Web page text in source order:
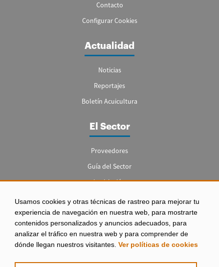
Usamos cookies y otras técnicas de rastreo para mejorar tu
experiencia de navegación en nuestra web, para mostrarte
contenidos personalizados y anuncios adecuados, para
analizar el tráfico en nuestra web y para comprender de
dónde llegan nuestros visitantes. Ver políticas de cookies
Contacto
Configurar Cookies
Actualidad
Noticias
Reportajes
Boletín Acuicultura
El Sector
Proveedores
Guía del Sector
Legislación
Empleo
Aviso legal
|